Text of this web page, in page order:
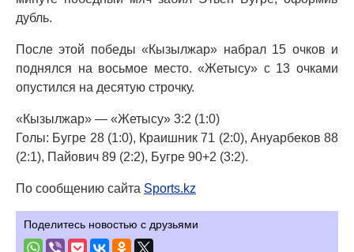
дубль.
После этой победы «Кызылжар» набрал 15 очков и
поднялся на восьмое место. «Жетысу» с 13 очками
опустился на десятую строчку.
«Кызылжар» — «Жетысу» 3:2 (1:0)
Голы: Бугре 28 (1:0), Краишник 71 (2:0), Ануарбеков 88
(2:1), Пайович 89 (2:2), Бугре 90+2 (3:2).
По сообщению сайта Sports.kz
Поделитесь новостью с друзьями